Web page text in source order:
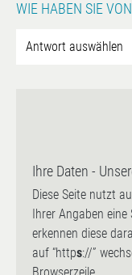
WIE HABEN SIE
Ihre Daten -
Diese Seite nutzt
Ihrer Angaben eine
erkennen diese
auf “https://”